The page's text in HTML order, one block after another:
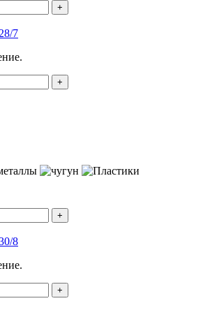
+
7
+
+
8
+